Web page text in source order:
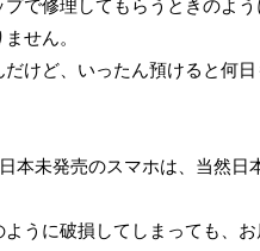
で修理してもらうときのよ
せん。
だけど、いったん預けると何
本未発売のスマホは、当然
ように破損してしまっても、